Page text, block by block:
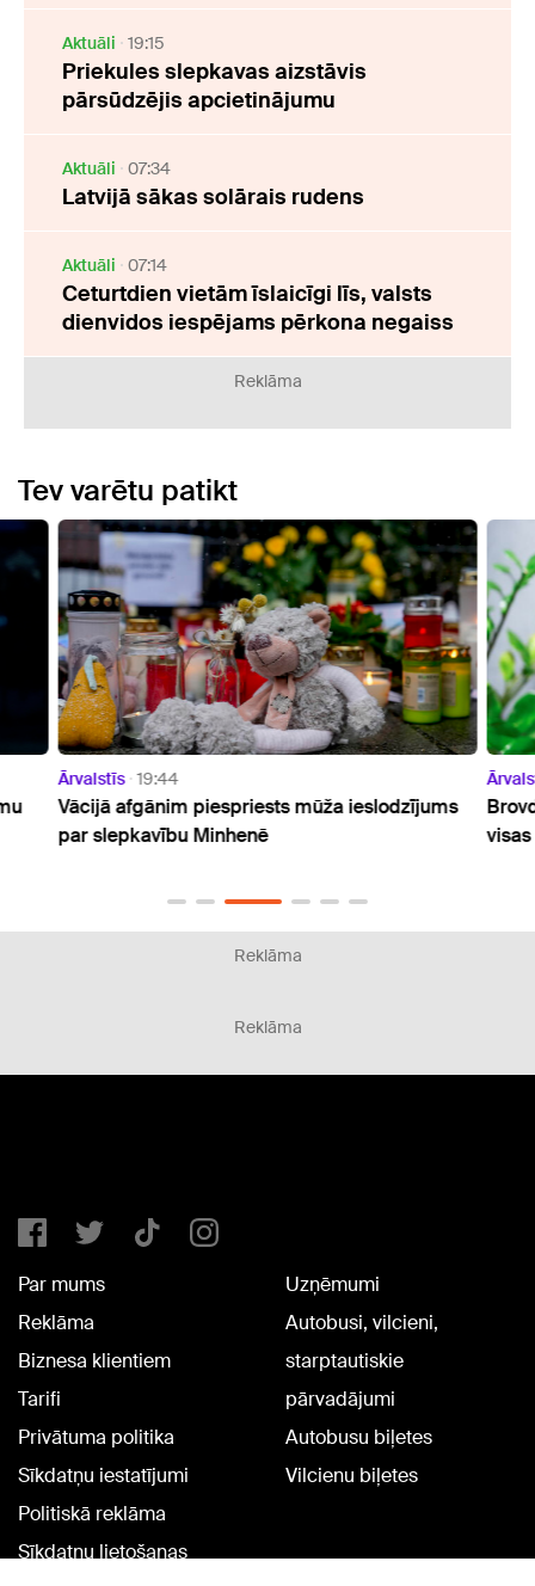
Aktuāli 19:15
Priekules slepkavas aizstāvis
pārsūdzējis apcietinājumu
Aktuāli 07:34
Latvijā sākas solārais rudens
Aktuāli 07:14
Ceturtdien vietām īslaicīgi līs, valsts
dienvidos iespējams pērkona negaiss
Reklāma
Tev varētu patikt
Ārvalstīs 19:44
Vācijā afgānim piespriests mūža ieslodzījums
par slepkavību Minhenē
Reklāma
Reklāma
Par mums
Reklāma
Biznesa klientiem
Tarifi
Privātuma politika
Sīkdatņu iestatījumi
Politiskā reklāma
Sīkdatņu lietošanas
Uzņēmumi
Autobusi, vilcieni,
starptautiskie
pārvadājumi
Autobusu biļetes
Vilcienu biļetes